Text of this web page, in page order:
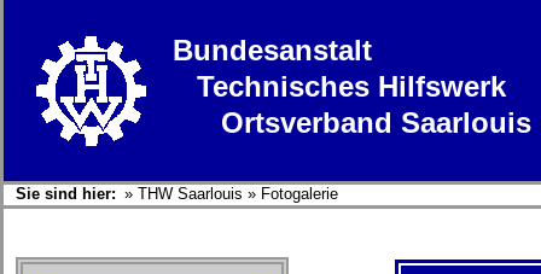
Bundesanstalt
Technisches Hilfswerk
Ortsverband Saarlouis
Sie sind hier: » THW Saarlouis » Fotogalerie